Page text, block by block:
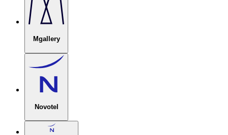
Mgallery
Novotel